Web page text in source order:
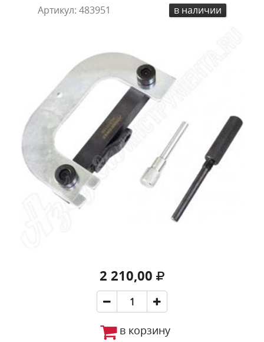
Артикул:483951 в наличии
2 210,00
в корзину